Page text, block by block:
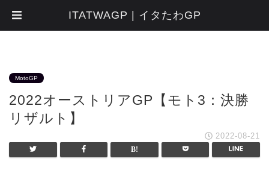
MotoGP
2022オーストリアGP【モト3：決勝
リザルト】
2022-08-21
ITATWAGP | イタたわGP